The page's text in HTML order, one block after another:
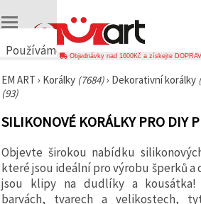
Používáme
🍪
Používáme
podobné
technologie,
zajistili
správné
fungování
webu,
zlepšili vaše
Objednávky nad 1600Kč a získejte
EM ART › Korálky (7684)› Dekorativní korálky
(93)
SILIKONOVÉ KORÁLKY PRO DIY
Objevte širokou nabídku
které jsou ideální pro výrobu šperků a
jsou klipy na dudlíky a kousátka!
barvách, tvarech a velikostech,